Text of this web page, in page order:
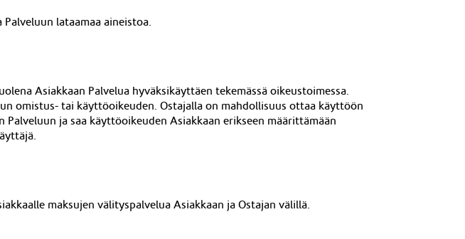
lataamaa aineistoa.
Asiakkaan Palvelua hyväksikäyttäen tekemässä oikeustoimessa.
omistus- tai käyttöoikeuden. Ostajalla on mahdollisuus ottaa käyttöön
ja saa käyttöoikeuden Asiakkaan erikseen määrittämään
maksujen välityspalvelua Asiakkaan ja Ostajan välillä.